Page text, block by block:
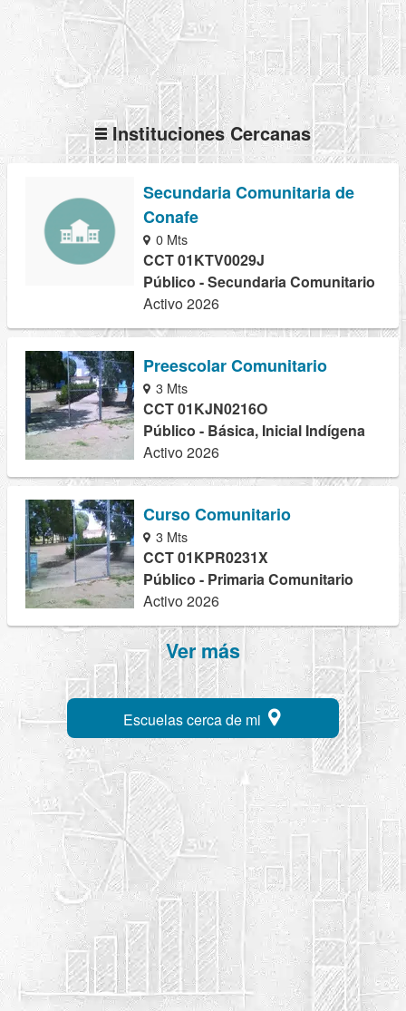
Instituciones Cercanas
Secundaria Comunitaria de
Conafe
0 Mts
CCT 01KTV0029J
Público - Secundaria Comunitario
Activo 2026
Preescolar Comunitario
3 Mts
CCT 01KJN0216O
Público - Básica, Inicial Indígena
Activo 2026
Curso Comunitario
3 Mts
CCT 01KPR0231X
Público - Primaria Comunitario
Activo 2026
Ver más
Escuelas cerca de mi